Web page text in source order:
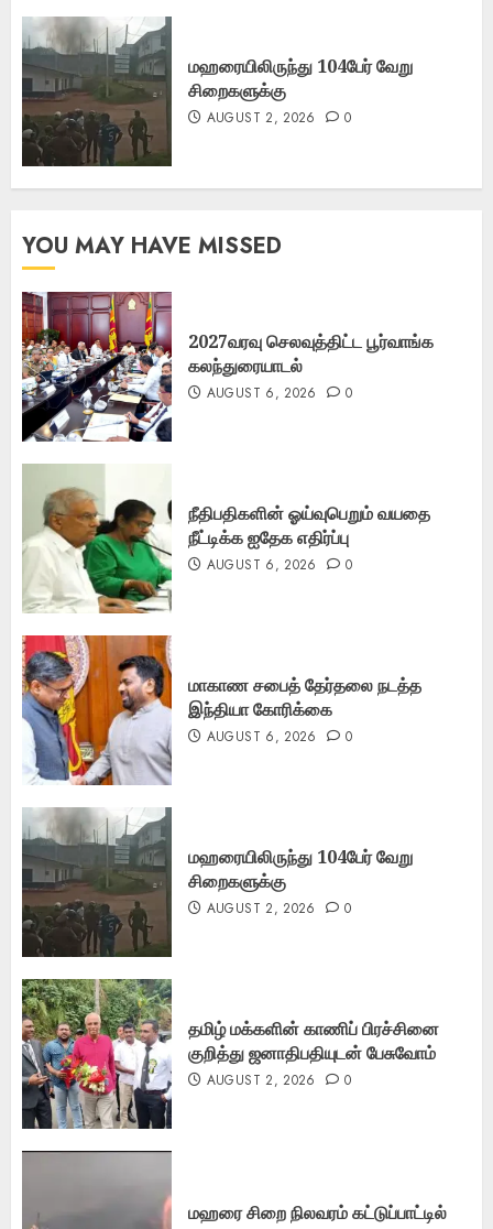
மஹரையிலிருந்து 104பேர் வேறு
சிறைகளுக்கு
AUGUST 2, 2026 0
YOU MAY HAVE MISSED
2027வரவு செலவுத்திட்ட பூர்வாங்க
கலந்துரையாடல்
AUGUST 6, 2026 0
நீதிபதிகளின் ஓய்வுபெறும் வயதை
நீட்டிக்க ஐதேக எதிர்ப்பு
AUGUST 6, 2026 0
மாகாண சபைத் தேர்தலை நடத்த
இந்தியா கோரிக்கை
AUGUST 6, 2026 0
மஹரையிலிருந்து 104பேர் வேறு
சிறைகளுக்கு
AUGUST 2, 2026 0
தமிழ் மக்களின் காணிப் பிரச்சினை
குறித்து ஜனாதிபதியுடன் பேசுவோம்
AUGUST 2, 2026 0
மஹரை சிறை நிலவரம் கட்டுப்பாட்டில்